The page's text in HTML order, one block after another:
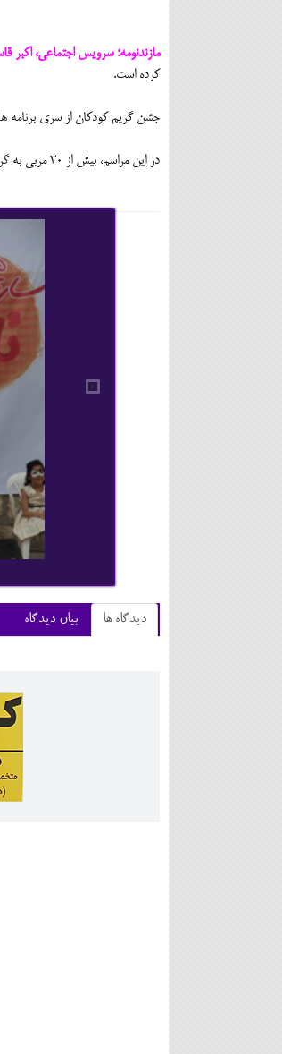
مازندنومه؛ سرویس اجتماعی، اکبر
کرده است.
جشن گریم کودکان از سری برنامه
در این مراسم، بیش از 30 مربی به گریم کودکان پرداختند و سپس جشنی با حضور کودکان و نوجوانان و همچنین خانواده های آنها برگزار شد.
‹
دیدگاه ها بیان دیدگاه